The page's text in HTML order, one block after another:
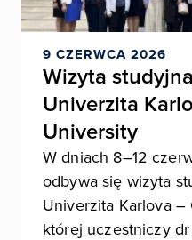
9 CZERWCA 2026
Wizyta
Univerzita
University
W dniach 8–12
odbywa się wizyta
Univerzita Karlova –
której uczestniczy